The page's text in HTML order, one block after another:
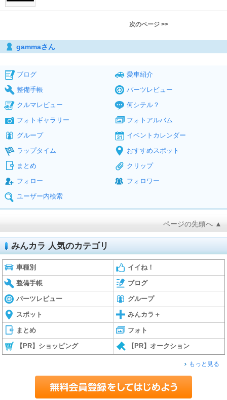
次のページ >>
gammaさん
ブログ
愛車紹介
整備手帳
パーツレビュー
クルマレビュー
何シテル？
フォトギャラリー
フォトアルバム
グループ
イベントカレンダー
ラップタイム
おすすめスポット
まとめ
クリップ
フォロー
フォロワー
ユーザー内検索
ページの先頭へ ▲
みんカラ 人気のカテゴリ
車種別 イイね！
整備手帳 ブログ
パーツレビュー グループ
スポット みんカラ＋
まとめ フォト
【PR】ショッピング 【PR】オークション
もっと見る